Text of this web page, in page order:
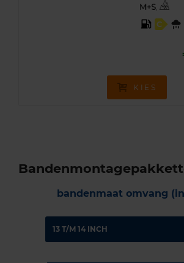
,
C
KIES
bandenmaat omvang